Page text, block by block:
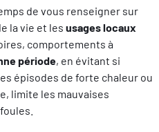
de vous renseigner sur
la vie et les usages locaux
comportements à
période, en évitant si
épisodes de forte chaleur ou
limite les mauvaises